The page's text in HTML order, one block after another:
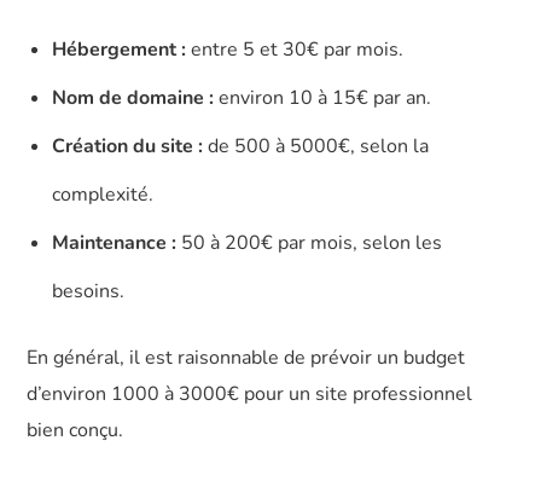
Hébergement :entre 5 et 30€ par mois.
Nom de domaine :environ 10 à 15€ par an.
Création du site :de 500 à 5000€, selon la
complexité.
Maintenance : 50 à 200€ par mois, selon les
besoins.
En général, il est raisonnable de prévoir un budget
d’environ 1000 à 3000€ pour un site professionnel
bien conçu.